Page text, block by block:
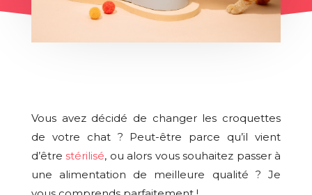
Vous avez décidé de changer les croquettes
de votre chat ? Peut-être parce qu’il vient
d’êtrestérilisé, ou alors vous souhaitez passer à
une alimentation de meilleure qualité ? Je